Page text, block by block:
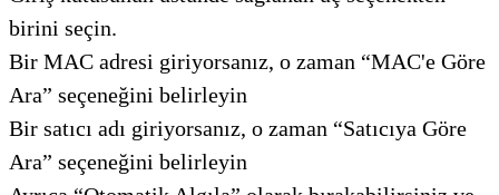
birini seçin.
Bir MAC adresi giriyorsanız, o zaman “MAC'e Göre
Ara” seçeneğini belirleyin
Bir satıcı adı giriyorsanız, o zaman “Satıcıya Göre
Ara” seçeneğini belirleyin